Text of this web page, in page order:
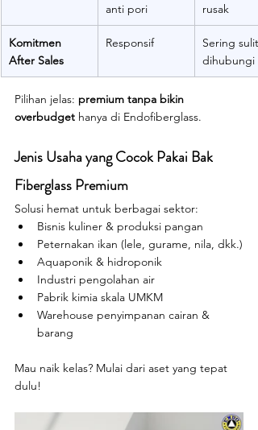
anti pori
rusak
Komitmen
After Sales
Responsif
Sering sulit
dihubungi
Pilihan jelas: premium tanpa bikin
overbudget hanya di Endofiberglass.
Jenis Usaha yang Cocok Pakai Bak
Fiberglass Premium
Solusi hemat untuk berbagai sektor:
Bisnis kuliner & produksi pangan
Peternakan ikan (lele, gurame, nila, dkk.)
Aquaponik & hidroponik
Industri pengolahan air
Pabrik kimia skala UMKM
Warehouse penyimpanan cairan &
barang
Mau naik kelas? Mulai dari aset yang tepat
dulu!